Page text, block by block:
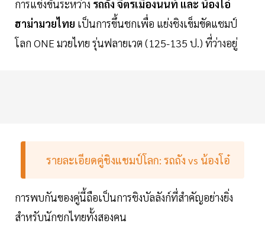
การแข่งขันระหว่าง รถถัง จิตรเมืองนนท์ และ น้องโอ๋
ฮาม่ามวยไทย เป็นการขึ้นชกเพื่อ แย่งชิงเข็มขัดแชมป์
โลก ONE มวยไทย รุ่นฟลายเวต (125-135 ป.) ที่ว่างอยู่
รายละเอียดคู่ชิงแชมป์โลก: รถถัง vs น้องโอ๋
การพบกันของคู่นี้ถือเป็นการชิงบัลลังก์ที่สำคัญอย่างยิ่ง
สำหรับนักชกไทยทั้งสองคน